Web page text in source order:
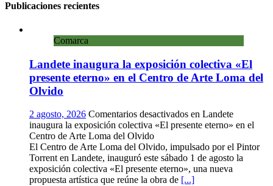
Publicaciones recientes
Comarca
Landete inaugura la exposición colectiva «El
presente eterno» en el Centro de Arte Loma del
Olvido
2 agosto, 2026 Comentarios desactivados en Landete
inaugura la exposición colectiva «El presente eterno» en el
Centro de Arte Loma del Olvido
El Centro de Arte Loma del Olvido, impulsado por el Pintor
Torrent en Landete, inauguró este sábado 1 de agosto la
exposición colectiva «El presente eterno», una nueva
propuesta artística que reúne la obra de [...]